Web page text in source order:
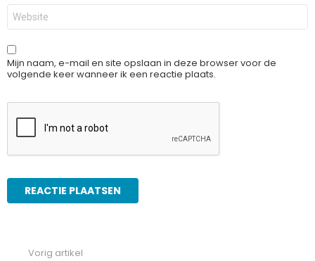
Site
Mijn naam, e-mail en site opslaan in deze browser voor de
volgende keer wanneer ik een reactie plaats.
Vorig artikel